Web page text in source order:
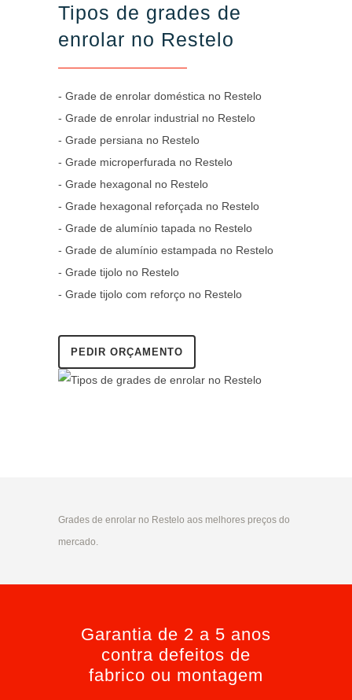
Tipos de grades de
enrolar no Restelo
- Grade de enrolar doméstica no Restelo
- Grade de enrolar industrial no Restelo
- Grade persiana no Restelo
- Grade microperfurada no Restelo
- Grade hexagonal no Restelo
- Grade hexagonal reforçada no Restelo
- Grade de alumínio tapada no Restelo
- Grade de alumínio estampada no Restelo
- Grade tijolo no Restelo
- Grade tijolo com reforço no Restelo
PEDIR ORÇAMENTO
Grades de enrolar no Restelo aos melhores preços do
mercado.
Garantia de 2 a 5 anos
contra defeitos de
fabrico ou montagem